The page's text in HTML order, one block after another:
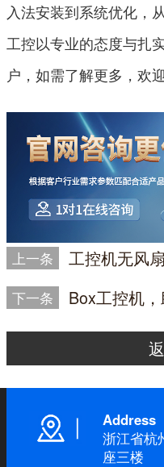
入法安装到系统优化，
工控以专业的态度与扎
户，如需了解更多，欢
上一条
下一条
Address
浙江省杭
座三楼